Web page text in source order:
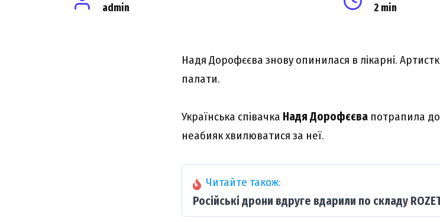
admin 2 min
Надя Дорофєєва знову опинилася в лікарні.
палати.
Українська співачка Надя Дорофєєва потрапила до
неабияк хвилюватися за неї.
Читайте також:
Російські дрони вдруге вдарили по складу